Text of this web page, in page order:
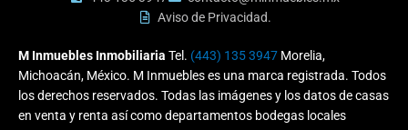
Aviso de Privacidad.
M Inmuebles Inmobiliaria Tel. (443) 135 3947 Morelia,
Michoacán, México. M Inmuebles es una marca registrada. Todos
los derechos reservados. Todas las imágenes y los datos de casas
en venta y renta así como departamentos bodegas locales